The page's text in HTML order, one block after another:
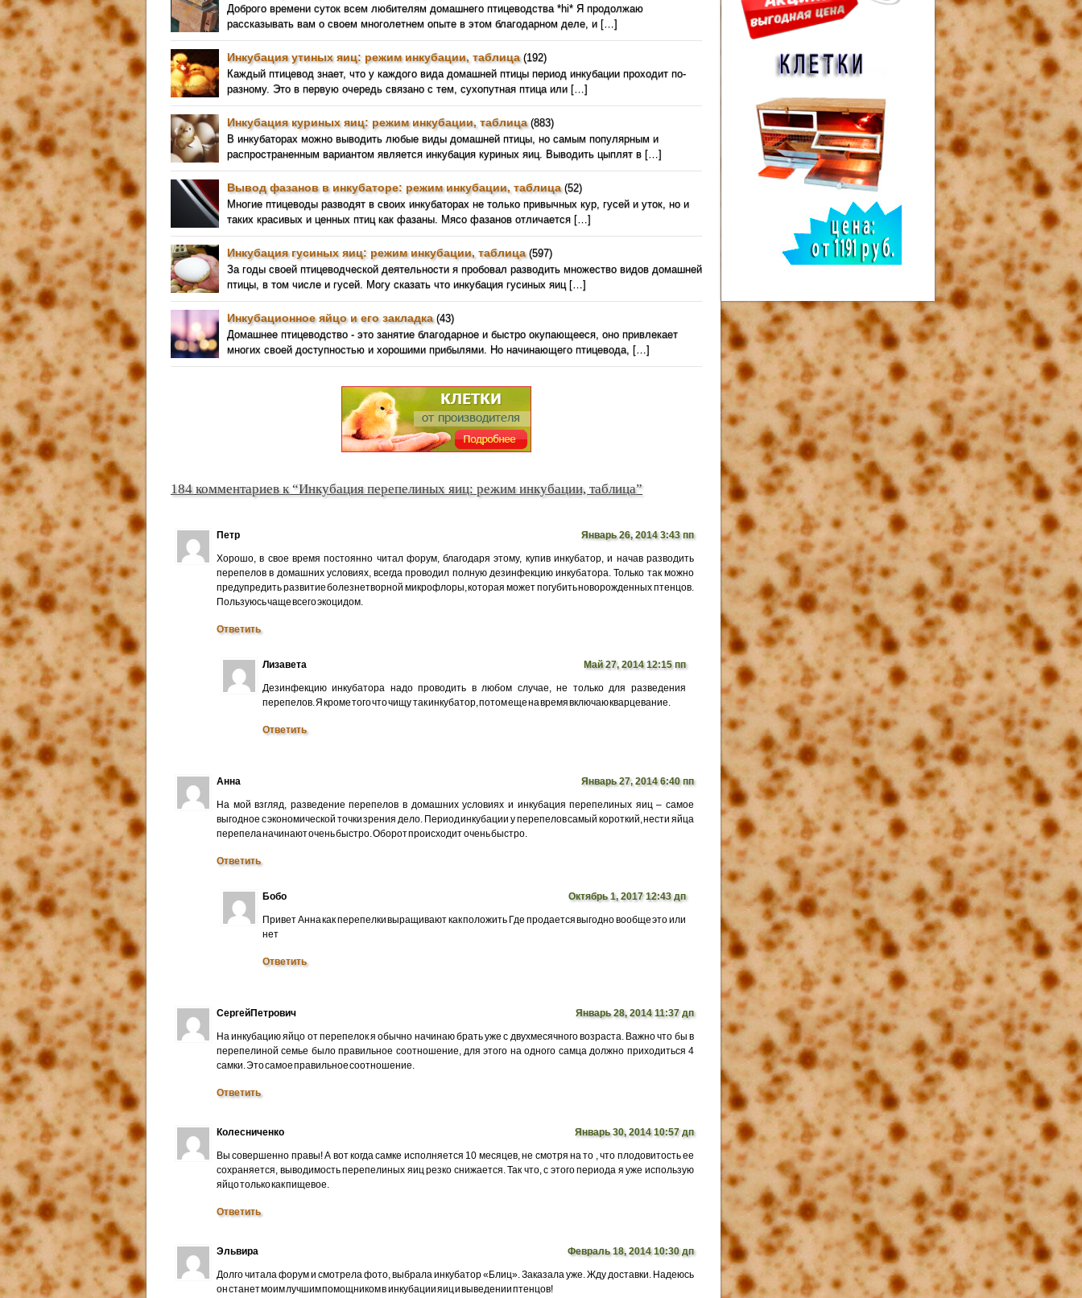
Доброго времени суток всем любителям домашнего птицеводства *hi* Я продолжаю
рассказывать вам о своем многолетнем опыте в этом благодарном деле, и […]
Инкубация утиных яиц: режим инкубации, таблица(192)
Каждый птицевод знает, что у каждого вида домашней птицы период инкубации проходит по-
разному. Это в первую очередь связано с тем, сухопутная птица или […]
Инкубация куриных яиц: режим инкубации, таблица(883)
В инкубаторах можно выводить любые виды домашней птицы, но самым популярным и
распространенным вариантом является инкубация куриных яиц. Выводить цыплят в […]
Вывод фазанов в инкубаторе: режим инкубации, таблица(52)
Многие птицеводы разводят в своих инкубаторах не только привычных кур, гусей и уток, но и
таких красивых и ценных птиц как фазаны. Мясо фазанов отличается […]
Инкубация гусиных яиц: режим инкубации, таблица(597)
За годы своей птицеводческой деятельности я пробовал разводить множество видов домашней
птицы, в том числе и гусей. Могу сказать что инкубация гусиных яиц […]
Инкубационное яйцо и его закладка(43)
Домашнее птицеводство - это занятие благодарное и быстро окупающееся, оно привлекает
многих своей доступностью и хорошими прибылями. Но начинающего птицевода, […]
184 комментариев к “Инкубация перепелиных яиц: режим инкубации, таблица”
Петр Январь 26, 2014 3:43 пп
Хорошо, в свое время постоянно читал форум, благодаря этому, купив инкубатор, и начав разводить
перепелов в домашних условиях, всегда проводил полную дезинфекцию инкубатора. Только так можно
предупредить развитие болезнетворной микрофлоры, которая может погубить новорожденных птенцов.
Пользуюсь чаще всего экоцидом.
Ответить
Лизавета Май 27, 2014 12:15 пп
Дезинфекцию инкубатора надо проводить в любом случае, не только для разведения
перепелов. Я кроме того что чищу так инкубатор, потом еще на время включаю кварцевание.
Ответить
Анна Январь 27, 2014 6:40 пп
На мой взгляд, разведение перепелов в домашних условиях и инкубация перепелиных яиц – самое
выгодное с экономической точки зрения дело. Период инкубации у перепелов самый короткий, нести яйца
перепела начинают очень быстро. Оборот происходит очень быстро.
Ответить
Бобо Октябрь 1, 2017 12:43 дп
Привет Анна как перепелки выращивают как положить Где продается выгодно вообще это или
нет
Ответить
СергейПетрович Январь 28, 2014 11:37 дп
На инкубацию яйцо от перепелок я обычно начинаю брать уже с двухмесячного возраста. Важно что бы в
перепелиной семье было правильное соотношение, для этого на одного самца должно приходиться 4
самки. Это самое правильное соотношение.
Ответить
Колесниченко Январь 30, 2014 10:57 дп
Вы совершенно правы! А вот когда самке исполняется 10 месяцев, не смотря на то , что плодовитость ее
сохраняется, выводимость перепелиных яиц резко снижается. Так что, с этого периода я уже использую
яйцо только как пищевое.
Ответить
Эльвира Февраль 18, 2014 10:30 дп
Долго читала форум и смотрела фото, выбрала инкубатор «Блиц». Заказала уже. Жду доставки. Надеюсь
он станет моим лучшим помощником в инкубации яиц и выведении птенцов!